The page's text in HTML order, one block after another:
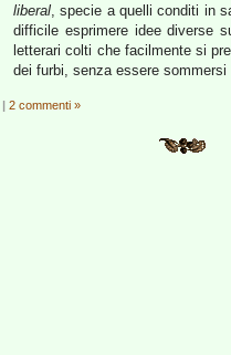
liberal, specie a quelli conditi in
difficile esprimere idee diverse
letterari colti che facilmente si
dei furbi, senza essere
| 2 commenti »